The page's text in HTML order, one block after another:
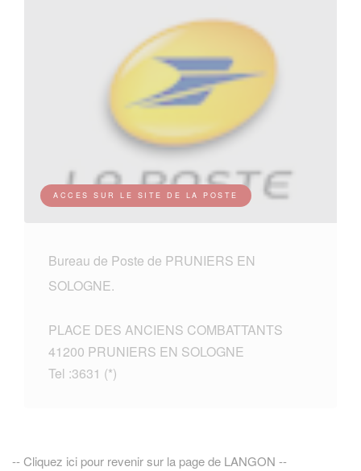
ACCES SUR LE SITE DE LA POSTE
Bureau de Poste de PRUNIERS EN
SOLOGNE.
PLACE DES ANCIENS COMBATTANTS
41200 PRUNIERS EN SOLOGNE
Tel :3631 (*)
-- Cliquez ici pour revenir sur la page de LANGON --